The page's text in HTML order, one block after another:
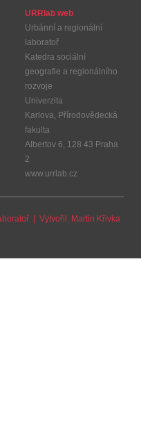
URRlab web
Urbánní a regionální
laboratoř
Katedra sociální
geografie a regionálního
rozvoje
Univerzita
Karlova, Přírodovědecká
fakulta
Albertov 6, 128 43 Praha
2
www.urrlab.cz
| Vytvořil
Martin Křivka